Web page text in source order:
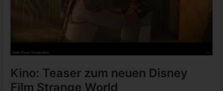
Kino: Teaser zum neuen Disney
Film Strange World